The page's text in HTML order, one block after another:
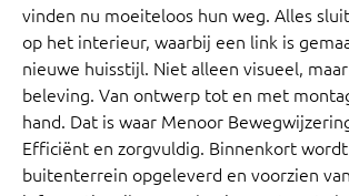
vinden nu moeiteloos hun weg. Alles
op het interieur, waarbij een link is
nieuwe huisstijl. Niet alleen visueel,
beleving. Van ontwerp tot en met
hand. Dat is waar Menoor
Efficiënt en zorgvuldig. Binnenkort
buitenterrein opgeleverd en voorzien